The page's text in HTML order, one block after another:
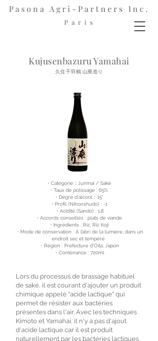
Pasona Agri-Partners Inc.
P a r i s
Kujusenbazuru Yamahai
久住千羽鶴 山廃造り
・Catégorie：Junmai / Saké
・Taux de polissage : 65%
・Degré d'alcool：15°
・Profil (Nihonshudo) : -1
・Acidité (Sando) : 1,8
・Accords conseillés : plats de viande
・Ingrédients : Riz, Riz Koji
・Mode de conservation : A l’abri de la lumière, dans un
endroit sec et tempéré
・Région : Préfecture d’Oita, Japon
・Contenance : 720ml
Lors du processus de brassage habituel
de saké, il est courant d'ajouter un produit
chimique appelé "acide lactique" qui
permet de résister aux bactéries
présentes dans l'air. Avec les techniques
Kimoto et Yamahai, il n'y a pas d'ajout
d'acide lactique car il est produit
naturellement par les bactéries lactiques